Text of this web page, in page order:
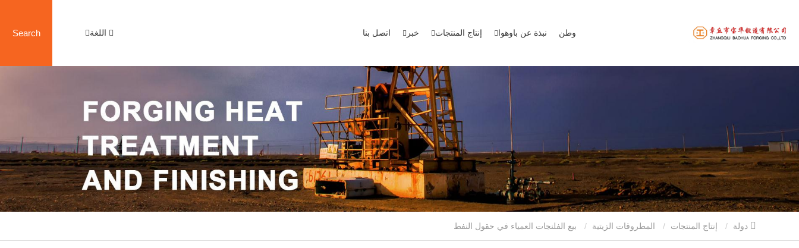
وطن نبذة عن باوهوا إنتاج المنتجات خبر اتصل بنا اللغة Search
إنتاج المنتجات المطروقات الزيتية